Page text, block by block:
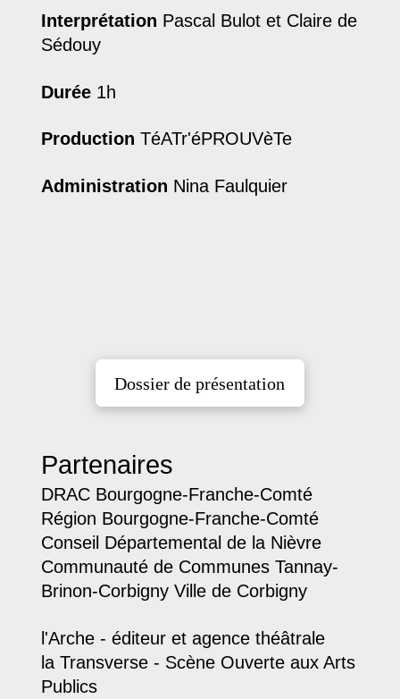
Interprétation Pascal Bulot et Claire de
Sédouy
Durée 1h
ProductionTéATr'éPROUVèTe
Administration Nina Faulquier
Dossier de présentation
Partenaires
DRAC Bourgogne-Franche-Comté
Région Bourgogne-Franche-Comté
Conseil Départemental de la Nièvre
Communauté de Communes Tannay-
Brinon-Corbigny Ville de Corbigny
l'Arche - éditeur et agence théâtrale
la Transverse - Scène Ouverte aux Arts
Publics